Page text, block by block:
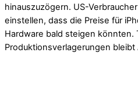
hinauszuzögern. US-
einstellen, dass die Preise für
Hardware bald steigen könnten.
Produktionsverlagerungen